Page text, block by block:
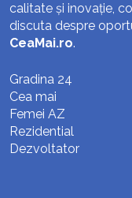
calitate și inovație,
discuta despre
CeaMai.ro.
Gradina 24
Cea mai
Femei AZ
Rezidential
Dezvoltator